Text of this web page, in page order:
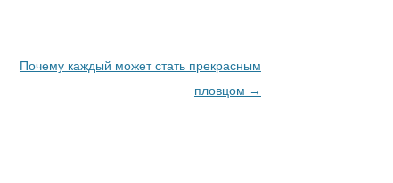
Почему каждый может стать прекрасным
пловцом →